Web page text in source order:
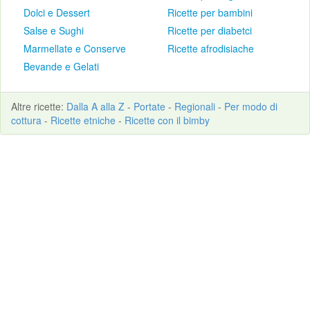
Dolci e Dessert
Salse e Sughi
Marmellate e Conserve
Bevande e Gelati
Ricette per bambini
Ricette per diabetci
Ricette afrodisiache
Altre ricette: Dalla A alla Z - Portate - Regionali - Per modo di
cottura - Ricette etniche - Ricette con il bimby